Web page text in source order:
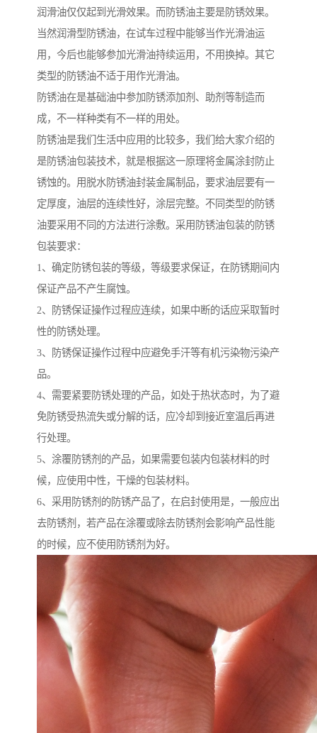
润滑油仅仅起到光滑效果。而防锈油主要是防锈效果。
当然润滑型防锈油，在试车过程中能够当作光滑油运
用，今后也能够参加光滑油持续运用，不用换掉。其它
类型的防锈油不适于用作光滑油。
防锈油在是基础油中参加防锈添加剂、助剂等制造而
成，不一样种类有不一样的用处。
防锈油是我们生活中应用的比较多，我们给大家介绍的
是防锈油包装技术，就是根据这一原理将金属涂封防止
锈蚀的。用脱水防锈油封装金属制品，要求油层要有一
定厚度，油层的连续性好，涂层完整。不同类型的防锈
油要采用不同的方法进行涂敷。采用防锈油包装的防锈
包装要求：
1、确定防锈包装的等级，等级要求保证，在防锈期间内
保证产品不产生腐蚀。
2、防锈保证操作过程应连续，如果中断的话应采取暂时
性的防锈处理。
3、防锈保证操作过程中应避免手汗等有机污染物污染产
品。
4、需要紧要防锈处理的产品，如处于热状态时，为了避
免防锈受热流失或分解的话，应冷却到接近室温后再进
行处理。
5、涂覆防锈剂的产品，如果需要包装内包装材料的时
候，应使用中性，干燥的包装材料。
6、采用防锈剂的防锈产品了，在启封使用是，一般应出
去防锈剂，若产品在涂覆或除去防锈剂会影响产品性能
的时候，应不使用防锈剂为好。